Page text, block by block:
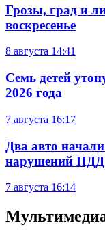
Грозы, град и
воскресенье
8 августа 14:41
Семь детей
2026 года
7 августа 16:17
Два авто
нарушений ПДД
7 августа 16:14